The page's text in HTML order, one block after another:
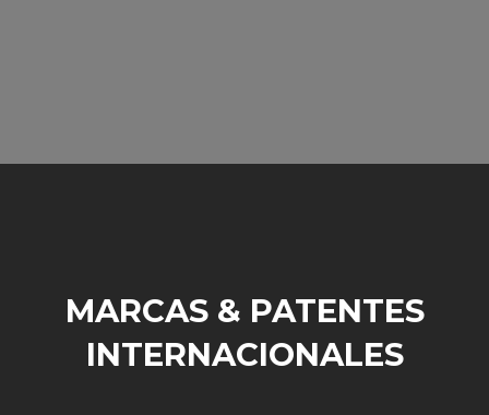
MARCAS & PATENTES
INTERNACIONALES